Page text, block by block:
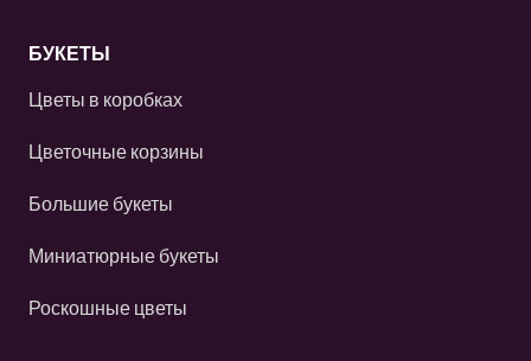
БУКЕТЫ
Цветы в коробках
Цветочные корзины
Большие букеты
Миниатюрные букеты
Роскошные цветы